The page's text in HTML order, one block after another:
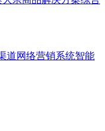
道网络营销系统智能